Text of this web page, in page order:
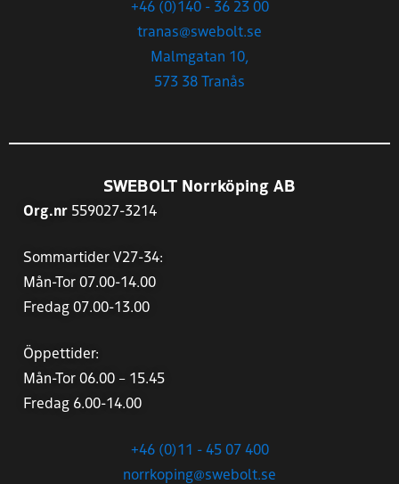
+46 (0)140 - 36 23 00
tranas@swebolt.se
Malmgatan 10,
573 38 Tranås
SWEBOLT Norrköping AB
Org.nr 559027-3214
Sommartider V27-34:
Mån-Tor 07.00-14.00
Fredag 07.00-13.00
Öppettider:
Mån-Tor 06.00 – 15.45
Fredag 6.00-14.00
+46 (0)11 - 45 07 400
norrkoping@swebolt.se